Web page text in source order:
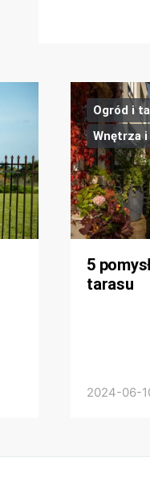
Ogród i
Wnętrza
5
tarasu
2024-06-